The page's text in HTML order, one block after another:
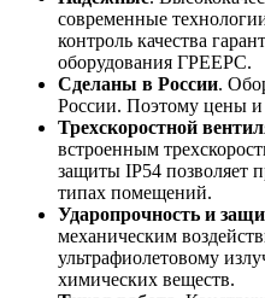
современные
контроль качества
оборудования ГРЕЕРС.
Сделаны в России.
России. Поэтому цены и
Трехскоростной
встроенным
защиты IP54 позволяет
типах помещений.
Ударопрочность и
механическим
ультрафиолетовому
химических веществ.